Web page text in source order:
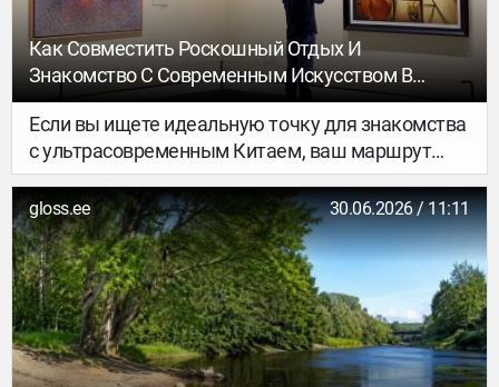
Как Совместить Роскошный Отдых И
Знакомство С Современным Искусством В
Гуанчжоу
Если вы ищете идеальную точку для знакомства
с ультрасовременным Китаем, ваш маршрут
неизбежно приведет в Rosewood Guangzhou.
Самый высокий отель Южного Китая занял
верхние этажи монументального 530-метрового
Финансового центра CTF. Это роскошное
«парящее поместье», где современное
искусство проникает в каждый слой: интерьеры
отеля, созданные легендарным канадским
дизайн-бюро Yabu Pushelberg, наполнены
gloss.ee 30.06.2026 / 11:11